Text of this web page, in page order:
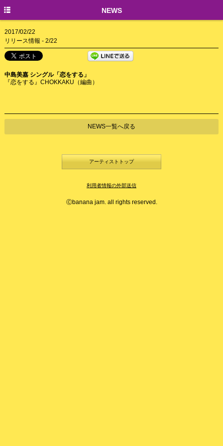
NEWS
2017/02/22
リリース情報 - 2/22
中島美嘉 シングル「恋をする」
『恋をする』CHOKKAKU（編曲）
NEWS一覧へ戻る
アーティストトップ
利用者情報の外部送信
Ⓒbanana jam. all rights reserved.
NEWS
CREATORS